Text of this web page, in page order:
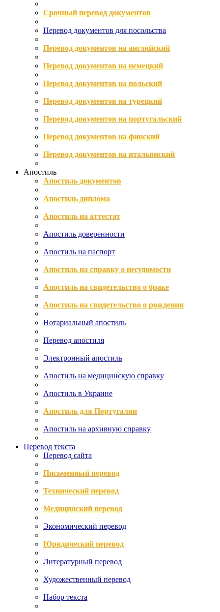
Срочный перевод документов
Перевод документов для посольства
Перевод документов на английский
Перевод документов на немецкий
Перевод документов на польский
Перевод документов на турецкий
Перевод документов на португальский
Перевод документов на финский
Перевод документов на итальянский
Апостиль
Апостиль документов
Апостиль диплома
Апостиль на аттестат
Апостиль доверенности
Апостиль на паспорт
Апостиль на справку о несудимости
Апостиль на свидетельство о браке
Апостиль на свидетельство о рождении
Нотариальный апостиль
Перевод апостиля
Электронный апостиль
Апостиль на медицинскую справку
Апостиль в Украине
Апостиль для Португалии
Апостиль на архивную справку
Перевод текста
Перевод сайта
Письменный перевод
Технический перевод
Медицинский перевод
Экономический перевод
Юридический перевод
Литературный перевод
Художественный перевод
Набор текста